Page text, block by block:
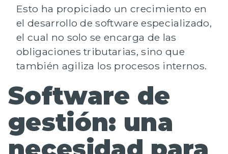
Esto ha propiciado un crecimiento en
el desarrollo desoftware especializado,
el cual no solo se encarga de las
obligaciones tributarias, sino que
también agiliza los procesos internos.
Software de
gestión: una